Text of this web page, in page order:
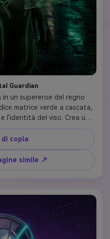
Guardian
un supereroe del regno
matrice verde a cascata,
l'identità del viso. Crea un
motivi di circuiti digitali e
in una posizione
di realtà virtuale con
che i tratti facciali della
riconoscibili con
di copia
simile ↗